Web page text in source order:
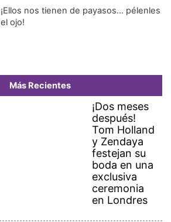
¡Ellos nos tienen de payasos… pélenles
el ojo!
Más Recientes
¡Dos meses
después!
Tom Holland
y Zendaya
festejan su
boda en una
exclusiva
ceremonia
en Londres